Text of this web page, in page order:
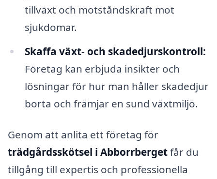
tillväxt och motståndskraft mot
sjukdomar.
Skaffa växt- och skadedjurskontroll:
Företag kan erbjuda insikter och
lösningar för hur man håller skadedjur
borta och främjar en sund växtmiljö.
Genom att anlita ett företag för
trädgårdsskötsel i Abborrbergetfår du
tillgång till expertis och professionella